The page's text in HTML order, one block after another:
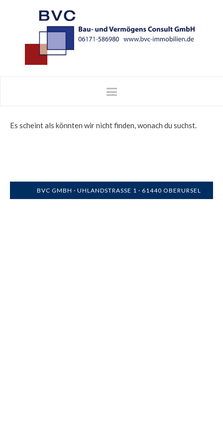
Es scheint als könnten wir nicht finden, wonach du suchst.
BVC GMBH · UHLANDSTRASSE 1 · 61440 OBERURSEL